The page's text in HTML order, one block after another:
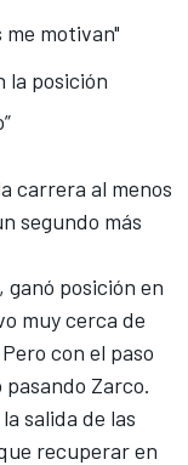
motivan"
la posición
carrera al menos
segundo más
, ganó posición en
muy cerca de
con el paso
pasando Zarco.
salida de las
recuperar en